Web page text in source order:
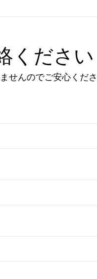
ください
せんのでご安心くだ